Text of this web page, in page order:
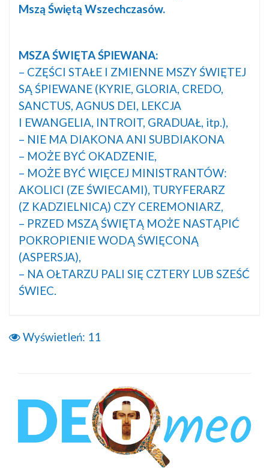
Mszą Świętą Wszechczasów.
MSZA ŚWIĘTA ŚPIEWANA:
– CZĘŚCI STAŁE I ZMIENNE MSZY ŚWIĘTEJ
SĄ ŚPIEWANE (KYRIE, GLORIA, CREDO,
SANCTUS, AGNUS DEI, LEKCJA
I EWANGELIA, INTROIT, GRADUAŁ, itp.),
– NIE MA DIAKONA ANI SUBDIAKONA
– MOŻE BYĆ OKADZENIE,
– MOŻE BYĆ WIĘCEJ MINISTRANTÓW:
AKOLICI (ZE ŚWIECAMI), TURYFERARZ
(Z KADZIELNICĄ) CZY CEREMONIARZ,
– PRZED MSZĄ ŚWIĘTĄ MOŻE NASTĄPIĆ
POKROPIENIE WODĄ ŚWIĘCONĄ
(ASPERSJA),
– NA OŁTARZU PALI SIĘ CZTERY LUB SZEŚĆ
ŚWIEC.
Wyświetleń: 11